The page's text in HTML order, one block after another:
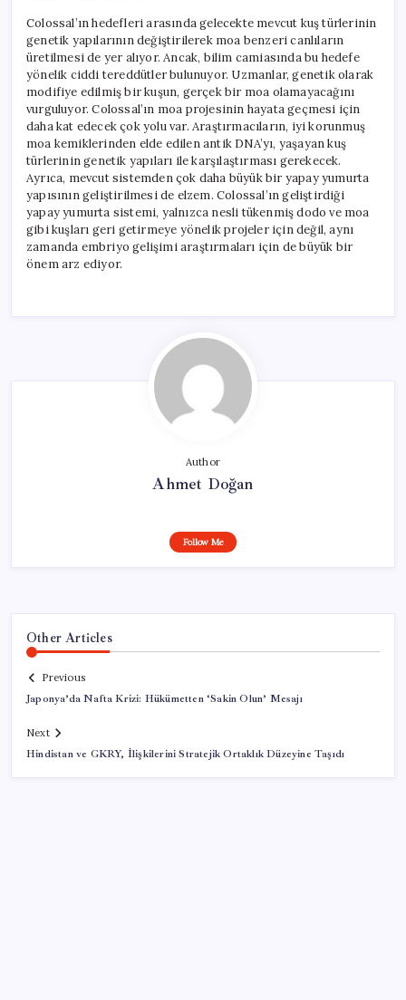
Colossal’ın hedefleri arasında gelecekte mevcut kuş türlerinin
genetik yapılarının değiştirilerek moa benzeri canlıların
üretilmesi de yer alıyor. Ancak, bilim camiasında bu hedefe
yönelik ciddi tereddütler bulunuyor. Uzmanlar, genetik olarak
modifiye edilmiş bir kuşun, gerçek bir moa olamayacağını
vurguluyor. Colossal’ın moa projesinin hayata geçmesi için
daha kat edecek çok yolu var. Araştırmacıların, iyi korunmuş
moa kemiklerinden elde edilen antik DNA’yı, yaşayan kuş
türlerinin genetik yapıları ile karşılaştırması gerekecek.
Ayrıca, mevcut sistemden çok daha büyük bir yapay yumurta
yapısının geliştirilmesi de elzem. Colossal’ın geliştirdiği
yapay yumurta sistemi, yalnızca nesli tükenmiş dodo ve moa
gibi kuşları geri getirmeye yönelik projeler için değil, aynı
zamanda embriyo gelişimi araştırmaları için de büyük bir
önem arz ediyor.
Author
Ahmet Doğan
Follow Me
Other Articles
Previous
Japonya’da Nafta Krizi: Hükümetten ‘Sakin Olun’ Mesajı
Next
Hindistan ve GKRY, İlişkilerini Stratejik Ortaklık Düzeyine Taşıdı